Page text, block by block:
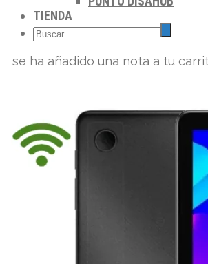
TIENDA
se ha añadido una nota a tu